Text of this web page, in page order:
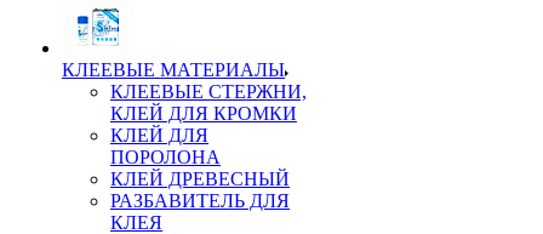
КЛЕЕВЫЕ МАТЕРИАЛЫ
КЛЕЕВЫЕ СТЕРЖНИ,
КЛЕЙ ДЛЯ КРОМКИ
КЛЕЙ ДЛЯ
ПОРОЛОНА
КЛЕЙ ДРЕВЕСНЫЙ
РАЗБАВИТЕЛЬ ДЛЯ
КЛЕЯ